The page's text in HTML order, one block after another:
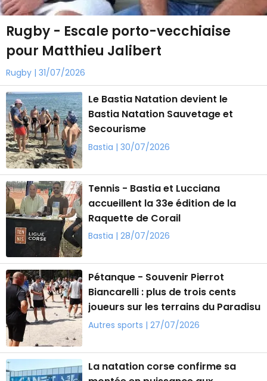
Rugby - Escale porto-vecchiaise
pour Matthieu Jalibert
Rugby | 31/07/2026
Le Bastia Natation devient le
Bastia Natation Sauvetage et
Secourisme
Bastia | 30/07/2026
Tennis - Bastia et Lucciana
accueillent la 33e édition de la
Raquette de Corail
Bastia | 28/07/2026
Pétanque - Souvenir Pierrot
Biancarelli : plus de trois cents
joueurs sur les terrains du Paradisu
Autres sports | 27/07/2026
La natation corse confirme sa